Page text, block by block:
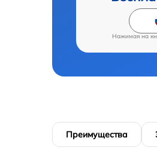
Нажимая на
Преимущества